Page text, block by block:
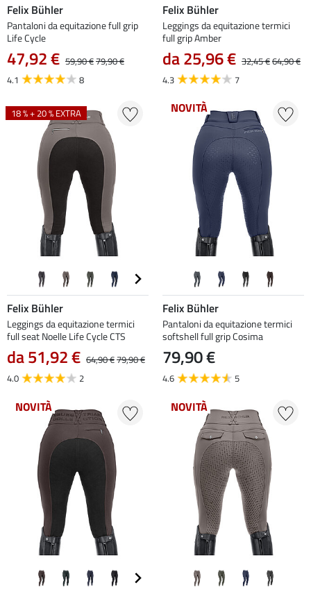
Felix Bühler
Pantaloni da equitazione full grip
Life Cycle
47,92 € 59,90 €79,90 €
4.1
8
Felix Bühler
Leggings da equitazione termici
full grip Amber
da 25,96 € 32,45 €64,90 €
4.3
7
18 % + 20 % EXTRA
Felix Bühler
Leggings da equitazione termici
full seat Noelle Life Cycle CTS
da 51,92 € 64,90 €79,90 €
4.0
2
NOVITÀ
Felix Bühler
Pantaloni da equitazione termici
softshell full grip Cosima
79,90 €
4.6 5
NOVITÀ NOVITÀ